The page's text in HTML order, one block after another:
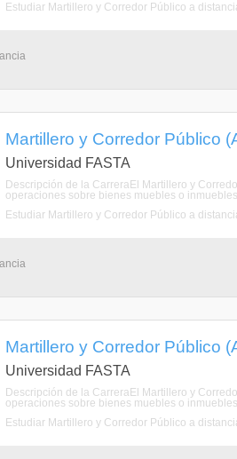
Estudiar Martillero y Corredor Público a
Martillero y Corredor Público
Universidad FASTA
Descripción de la CarreraEl Martillero y
operaciones sobre bienes muebles o
Estudiar Martillero y Corredor Público a
Martillero y Corredor Público
Universidad FASTA
Descripción de la CarreraEl Martillero y
operaciones sobre bienes muebles o
Estudiar Martillero y Corredor Público a